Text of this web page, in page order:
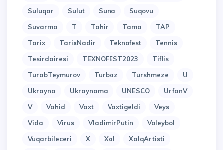
Suluqar
Sulut Suna
Suqovu
Suvarma
T Tahir Tama
TAP
Tarix
TarixNadir Teknofest
Tennis
Tesirdairesi
TEXNOFEST2023
Tiflis
TurabTeymurov
Turbaz Turshmeze
U
Ukrayna
Ukraynama UNESCO
UrfanV
V
Vahid Vaxt Vaxtigeldi
Veys
Vida
Virus VladimirPutin
Voleybol
Vuqarbileceri
X Xal
XalqArtisti